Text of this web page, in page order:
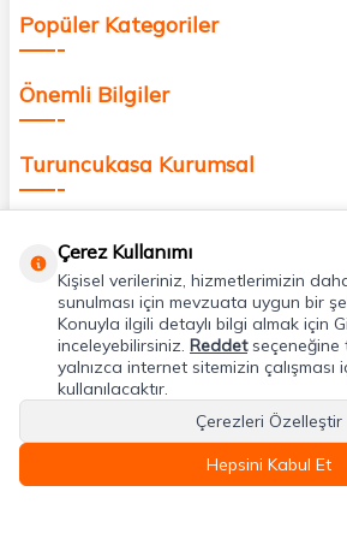
Popüler Kategoriler
Önemli Bilgiler
Turuncukasa Kurumsal
Uygulamalarımız
Adres & İletişim
Çerez Kullanımı
Kişisel verileriniz, hizmetlerimizin
sunulması için mevzuata uygun bir
Konuyla ilgili detaylı bilgi almak için
inceleyebilirsiniz. Reddetseçeneğine
yalnızca internet sitemizin çalışması
kullanılacaktır.
Çerezleri Özelleştir
Hepsini Kabul Et